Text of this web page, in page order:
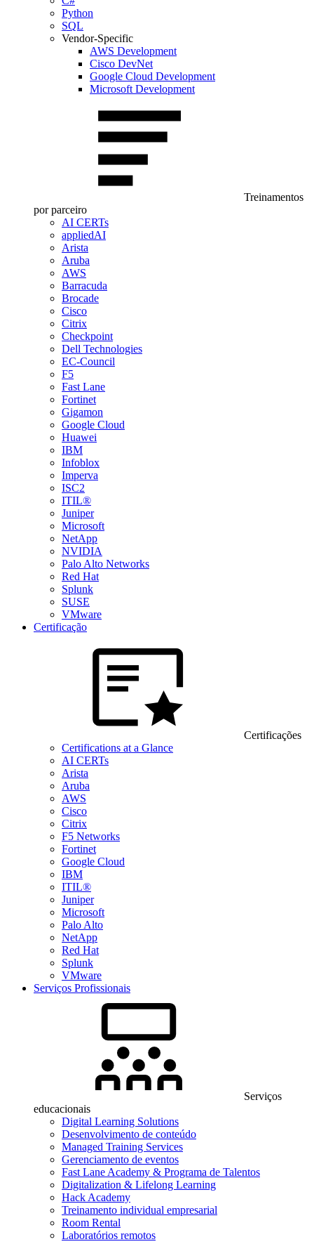
Python
SQL
Vendor-Specific
AWS Development
Cisco DevNet
Google Cloud Development
Microsoft Development
Treinamentos
por parceiro
AI CERTs
appliedAI
Arista
Aruba
AWS
Barracuda
Brocade
Cisco
Citrix
Checkpoint
Dell Technologies
EC-Council
F5
Fast Lane
Fortinet
Gigamon
Google Cloud
Huawei
IBM
Infoblox
Imperva
ISC2
ITIL®
Juniper
Microsoft
NetApp
NVIDIA
Palo Alto Networks
Red Hat
Splunk
SUSE
VMware
Certificação
Certificações
Certifications at a Glance
AI CERTs
Arista
Aruba
AWS
Cisco
Citrix
F5 Networks
Fortinet
Google Cloud
IBM
ITIL®
Juniper
Microsoft
Palo Alto
NetApp
Red Hat
Splunk
VMware
Serviços Profissionais
Serviços
educacionais
Digital Learning Solutions
Desenvolvimento de conteúdo
Managed Training Services
Gerenciamento de eventos
Fast Lane Academy & Programa de Talentos
Digitalization & Lifelong Learning
Hack Academy
Treinamento individual empresarial
Room Rental
Laboratórios remotos